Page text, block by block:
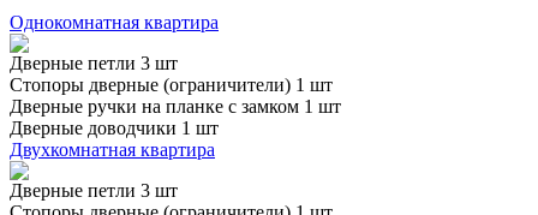
Однокомнатная квартира
Дверные петли 3 шт
Стопоры дверные (ограничители) 1 шт
Дверные ручки на планке с замком 1 шт
Дверные доводчики 1 шт
Двухкомнатная квартира
Дверные петли 3 шт